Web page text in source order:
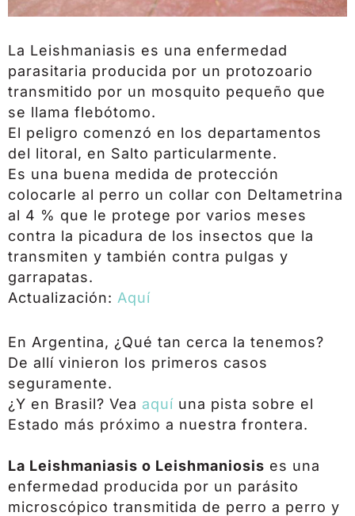
La Leishmaniasis es una enfermedad
parasitaria producida por un protozoario
transmitido por un mosquito pequeño que
se llama flebótomo.
El peligro comenzó en los departamentos
del litoral, en Salto particularmente.
Es una buena medida de protección
colocarle al perro un collar con Deltametrina
al 4 % que le protege por varios meses
contra la picadura de los insectos que la
transmiten y también contra pulgas y
garrapatas.
Actualización: Aquí
En Argentina, ¿Qué tan cerca la tenemos?
De allí vinieron los primeros casos
seguramente.
¿Y en Brasil? Vea aquí una pista sobre el
Estado más próximo a nuestra frontera.
La Leishmaniasis o Leishmaniosis es una
enfermedad producida por un parásito
microscópico transmitida de perro a perro y